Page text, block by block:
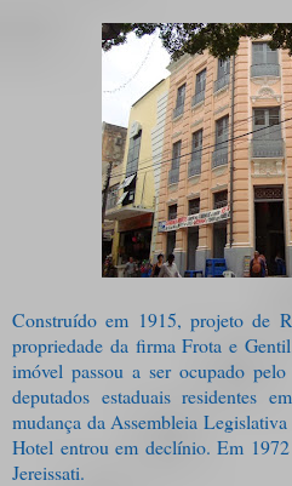
Construído em 1915, projeto de
propriedade da firma Frota e
imóvel passou a ser ocupado
deputados estaduais residentes
mudança da Assembleia
Hotel entrou em declínio. Em
Jereissati.